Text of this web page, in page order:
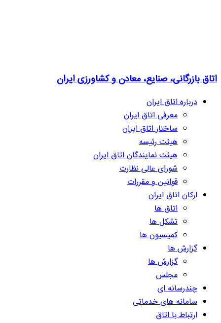
اتاق بازرگانی، صنایع، معادن و کشاورزی ایران
درباره اتاق ایران
معرفی اتاق ایران
ساختار اتاق ایران
هیئت رئیسه
هیئت نمایندگان اتاق ایران
شورای عالی نظارت
قوانین و مقررات
ارکان اتاق ایران
اتاق ها
تشکل ها
کمیسیون ها
گزارش ها
گزارش ها
مجلس
چندرسانه ای
سامانه های خدماتی
ارتباط با اتاق